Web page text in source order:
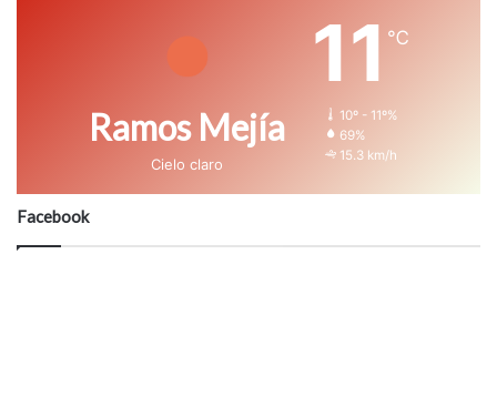
Ramos Mejía
Cielo claro
11 ℃
10º - 11º%
69%
15.3 km/h
Facebook